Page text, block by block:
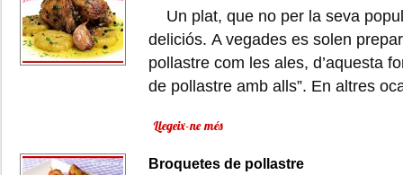
Un plat, que no per la seva
deliciós. A vegades es solen
pollastre com les ales, d’aquesta
de pollastre amb alls”. En altres
Llegeix-ne més
Broquetes de pollastre